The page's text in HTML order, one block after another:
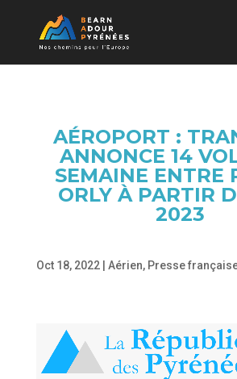
AÉROPORT :
ANNONCE 14
SEMAINE ENTRE
ORLY À PARTIR
2023
Oct 18, 2022| Aérien, Presse